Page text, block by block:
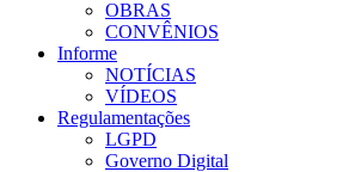
OBRAS
CONVÊNIOS
Informe
NOTÍCIAS
VÍDEOS
Regulamentações
LGPD
Governo Digital